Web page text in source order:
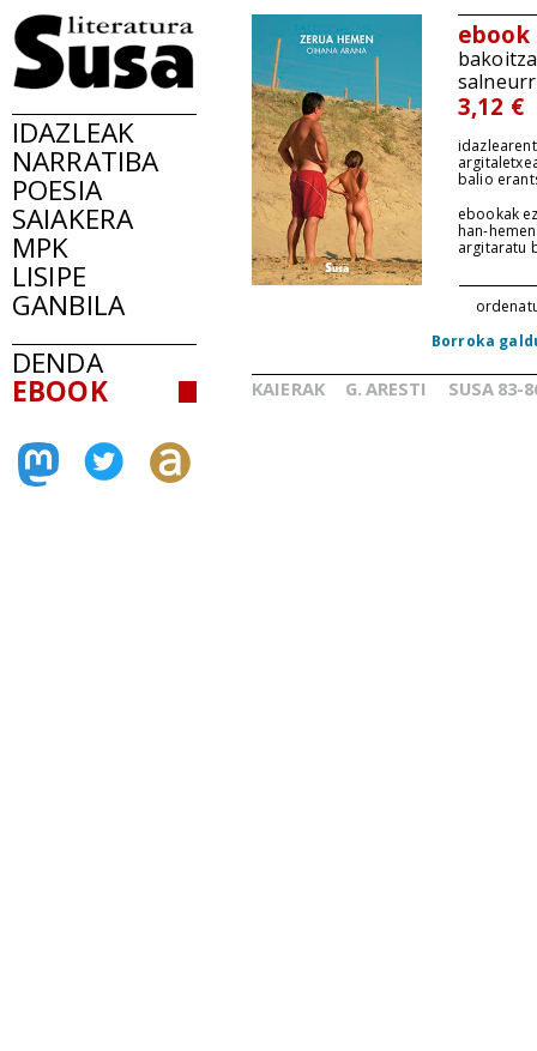
IDAZLEAK
NARRATIBA
POESIA
SAIAKERA
MPK
LISIPE
GANBILA
DENDA
EBOOK
ebook
3,12 €
balio
ebookak
han-
argitaratu
Borroka
KAIERAK G. ARESTI SUSA 83-